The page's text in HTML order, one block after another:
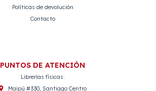
Políticas de devolución
Contacto
PUNTOS DE ATENCIÓN
Librerías físicas:
Maipú #330, Santiago Centro